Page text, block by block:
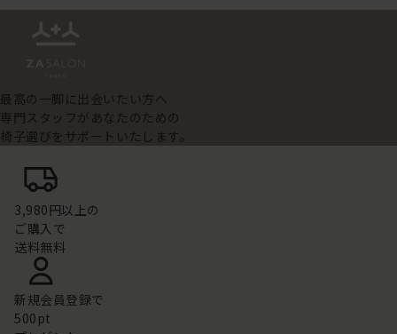
最高の一脚に出会いたい方へ
専門スタッフがあなたのための
椅子選びをサポートいたします。
3,980円以上の
ご購入で
送料無料
新規会員登録で
500pt